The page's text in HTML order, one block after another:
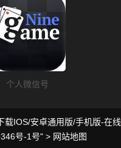
个人微信号
IOS/安卓通用版/手机版-在线
号-1号" > 网站地图